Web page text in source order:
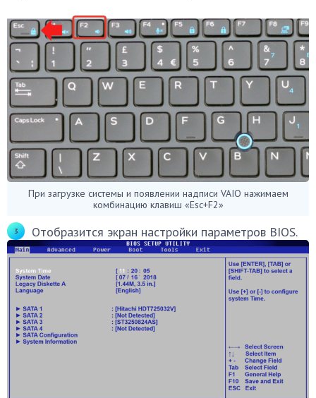
При загрузке системы и появлении надписи VAIO нажимаем
комбинацию клавиш «Esc+F2»
Отобразится экран настройки параметров BIOS.